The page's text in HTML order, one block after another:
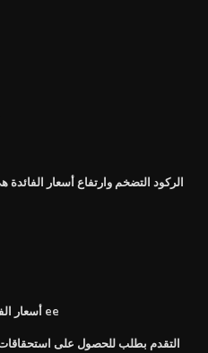
الركود التضخم وارتفاع أسعار الفائدة
أسعار الفائدة الحالية على سندات توفير سلسلة ee
التقدم بطلب للحصول على